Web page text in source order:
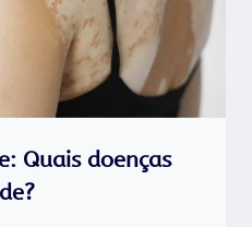
Quais doenças